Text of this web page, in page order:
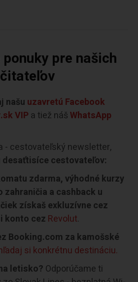
pre našich
čitateľov
našu uzavretú Facebook
VIP a tiež nášWhatsApp
- cestovateľský newsletter,
desaťtisíce cestovateľov:
zdarma, výhodné kurzy
zahraničia a cashback u
získaš exkluzívne cez
konto cez Revolut.
Booking.com za kamošské
si konkrétnu destináciu.
letisko? Odporúčame ti